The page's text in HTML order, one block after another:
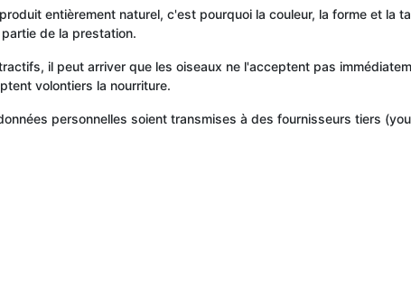
entièrement naturel, c'est pourquoi la couleur, la forme et la
de la prestation.
il peut arriver que les oiseaux ne l'acceptent pas
volontiers la nourriture.
personnelles soient transmises à des fournisseurs tiers